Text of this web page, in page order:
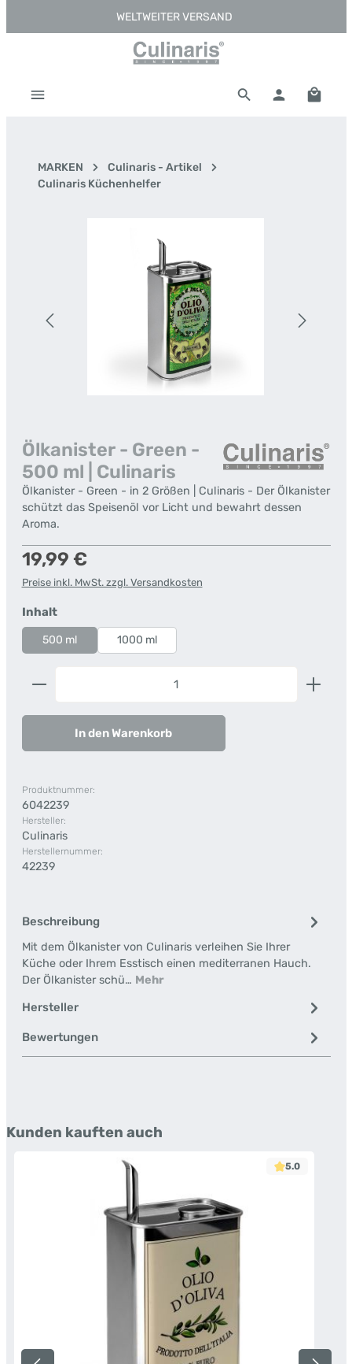
Zum Hauptinhalt springenWELTWEITER VERSAND
MARKEN
Culinaris - Artikel
Culinaris Küchenhelfer
Ölkanister - Green -
500 ml | Culinaris
Ölkanister - Green - in 2 Größen | Culinaris - Der Ölkanister
schützt das Speisenöl vor Licht und bewahrt dessen
Aroma.
Regulärer Preis:
19,99 €
Preise inkl. MwSt. zzgl. Versandkosten
Inhaltauswählen
500 ml 1000 ml
Produkt Anzahl: Gib den gewünschten Wert ein
In den Warenkorb
Produktnummer:
6042239
Hersteller:
Culinaris
Herstellernummer:
42239
Beschreibung
Mit dem Ölkanister von Culinaris verleihen Sie Ihrer
Küche oder Ihrem Esstisch einen mediterranen Hauch.
Der Ölkanister schü… Mehr
Hersteller
Bewertungen
Produktgalerie überspringen
Kunden kauften auch
5.0